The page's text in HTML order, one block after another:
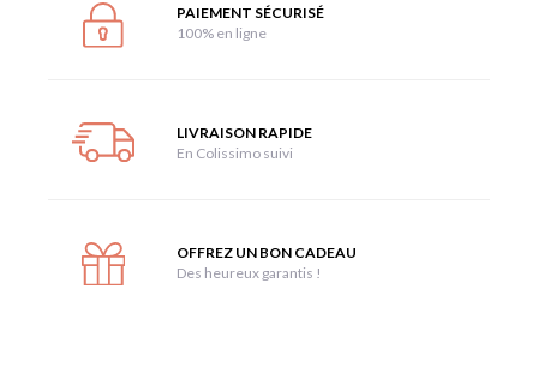
PAIEMENT SÉCURISÉ
100% en ligne
LIVRAISON RAPIDE
En Colissimo suivi
OFFREZ UN BON CADEAU
Des heureux garantis !